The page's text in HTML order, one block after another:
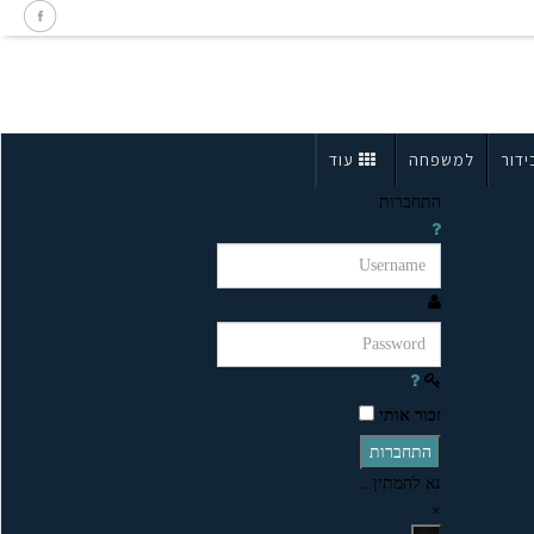
למשפחה עוד
התחברות
זכור אותי
התחברות
נא להמתין...
×